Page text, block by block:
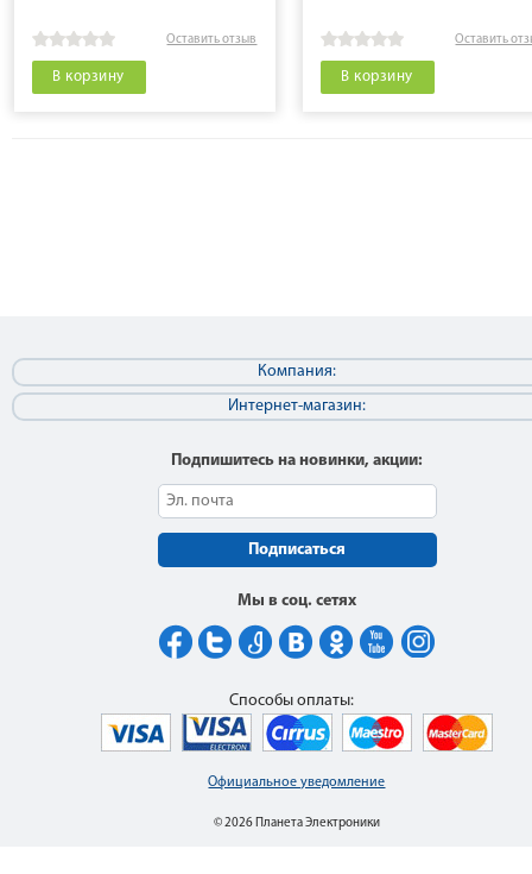
Оставить отзыв
В корзину
Оставить
В корзину
Компания:
Интернет-магазин:
Подпишитесь на новинки, акции:
Подписаться
Мы в соц. сетях
Официальное уведомление
© 2026 Планета Электроники
Способы оплаты: